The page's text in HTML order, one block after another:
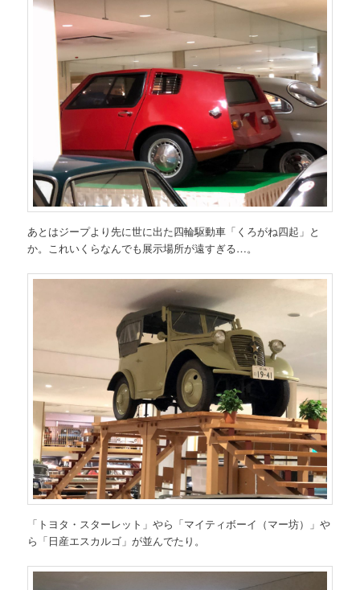
あとはジープより先に世に出た四輪駆動車「くろがね四起」と
か。これいくらなんでも展示場所が遠すぎる…。
「トヨタ・スターレット」やら「マイティボーイ（マー坊）」や
ら「日産エスカルゴ」が並んでたり。